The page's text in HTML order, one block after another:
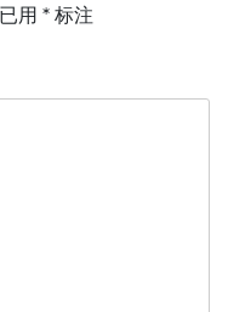
用 * 标注